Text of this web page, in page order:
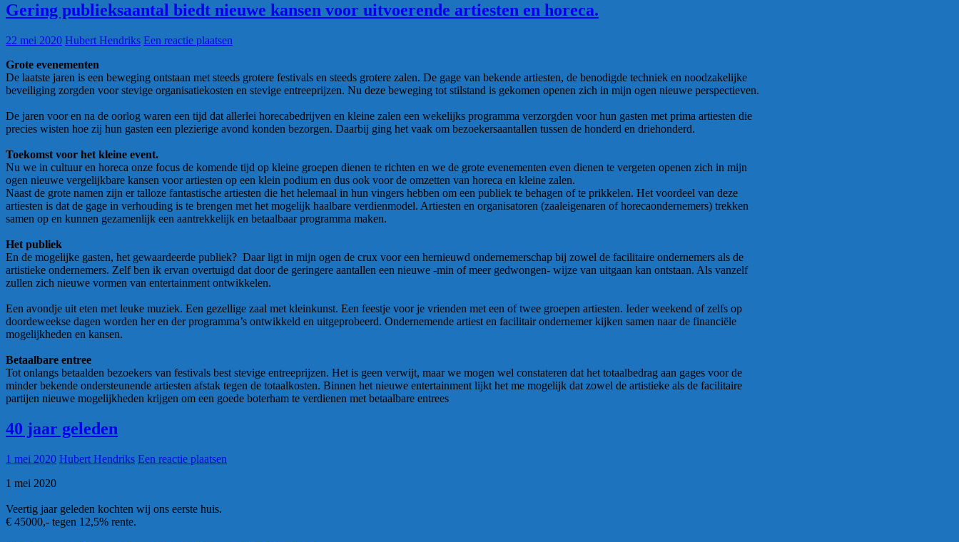
Gering publieksaantal biedt nieuwe kansen voor uitvoerende artiesten en horeca.
22 mei 2020 Hubert Hendriks Een reactie plaatsen
Grote evenementen
De laatste jaren is een beweging ontstaan met steeds grotere festivals en steeds grotere zalen. De gage van bekende artiesten, de benodigde techniek en noodzakelijke
beveiliging zorgden voor stevige organisatiekosten en stevige entreeprijzen. Nu deze beweging tot stilstand is gekomen openen zich in mijn ogen nieuwe perspectieven.
De jaren voor en na de oorlog waren een tijd dat allerlei horecabedrijven en kleine zalen een wekelijks programma verzorgden voor hun gasten met prima artiesten die
precies wisten hoe zij hun gasten een plezierige avond konden bezorgen. Daarbij ging het vaak om bezoekersaantallen tussen de honderd en driehonderd.
Toekomst voor het kleine event.
Nu we in cultuur en horeca onze focus de komende tijd op kleine groepen dienen te richten en we de grote evenementen even dienen te vergeten openen zich in mijn
ogen nieuwe vergelijkbare kansen voor artiesten op een klein podium en dus ook voor de omzetten van horeca en kleine zalen.
Naast de grote namen zijn er talloze fantastische artiesten die het helemaal in hun vingers hebben om een publiek te behagen of te prikkelen. Het voordeel van deze
artiesten is dat de gage in verhouding is te brengen met het mogelijk haalbare verdienmodel. Artiesten en organisatoren (zaaleigenaren of horecaondernemers) trekken
samen op en kunnen gezamenlijk een aantrekkelijk en betaalbaar programma maken.
Het publiek
En de mogelijke gasten, het gewaardeerde publiek? Daar ligt in mijn ogen de crux voor een hernieuwd ondernemerschap bij zowel de facilitaire ondernemers als de
artistieke ondernemers. Zelf ben ik ervan overtuigd dat door de geringere aantallen een nieuwe -min of meer gedwongen- wijze van uitgaan kan ontstaan. Als vanzelf
zullen zich nieuwe vormen van entertainment ontwikkelen.
Een avondje uit eten met leuke muziek. Een gezellige zaal met kleinkunst. Een feestje voor je vrienden met een of twee groepen artiesten. Ieder weekend of zelfs op
doordeweekse dagen worden her en der programma’s ontwikkeld en uitgeprobeerd. Ondernemende artiest en facilitair ondernemer kijken samen naar de financiële
mogelijkheden en kansen.
Betaalbare entree
Tot onlangs betaalden bezoekers van festivals best stevige entreeprijzen. Het is geen verwijt, maar we mogen wel constateren dat het totaalbedrag aan gages voor de
minder bekende ondersteunende artiesten afstak tegen de totaalkosten. Binnen het nieuwe entertainment lijkt het me mogelijk dat zowel de artistieke als de facilitaire
partijen nieuwe mogelijkheden krijgen om een goede boterham te verdienen met betaalbare entrees
40 jaar geleden
1 mei 2020 Hubert Hendriks Een reactie plaatsen
1 mei 2020
Veertig jaar geleden kochten wij ons eerste huis.
€ 45000,- tegen 12,5% rente.